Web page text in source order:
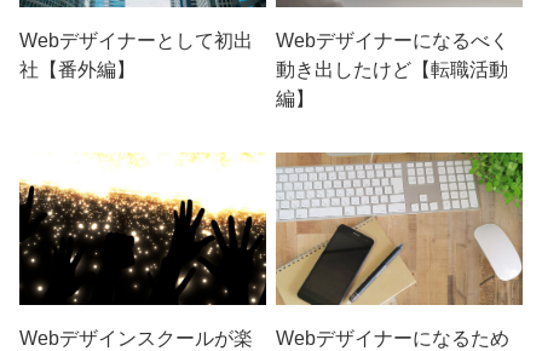
Webデザイナーとして初出
社【番外編】
Webデザイナーになるべく
動き出したけど【転職活動
編】
Webデザインスクールが楽
Webデザイナーになるため